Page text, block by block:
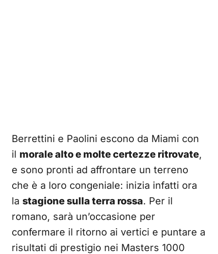
Berrettini e Paolini escono da Miami con
il morale alto e molte certezze ritrovate,
e sono pronti ad affrontare un terreno
che è a loro congeniale: inizia infatti ora
la stagione sulla terra rossa. Per il
romano, sarà un’occasione per
confermare il ritorno ai vertici e puntare a
risultati di prestigio nei Masters 1000